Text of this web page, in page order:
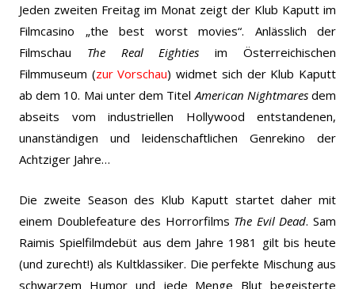
Jeden zweiten Freitag im Monat zeigt der Klub Kaputt im
Filmcasino „the best worst movies“. Anlässlich der
Filmschau The Real Eighties im Österreichischen
Filmmuseum (zur Vorschau) widmet sich der Klub Kaputt
ab dem 10. Mai unter dem Titel American Nightmaresdem
abseits vom industriellen Hollywood entstandenen,
unanständigen und leidenschaftlichen Genrekino der
Achtziger Jahre…
Die zweite Season des Klub Kaputt startet daher mit
einem Doublefeature des Horrorfilms The Evil Dead. Sam
Raimis Spielfilmdebüt aus dem Jahre 1981 gilt bis heute
(und zurecht!) als Kultklassiker. Die perfekte Mischung aus
schwarzem Humor und jede Menge Blut begeisterte